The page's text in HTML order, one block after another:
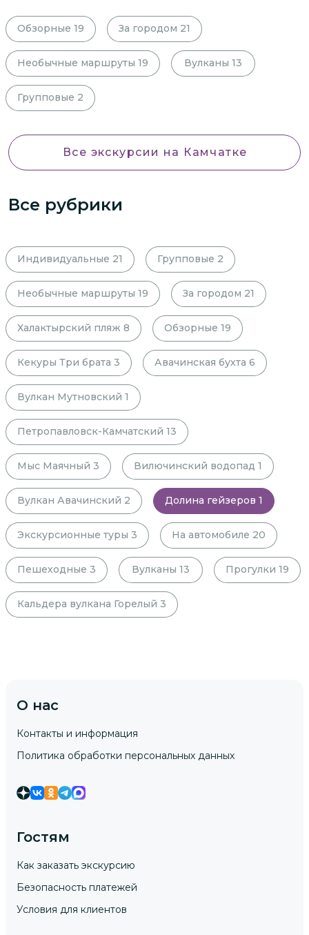
Обзорные 19 За городом 21
Необычные маршруты 19 Вулканы 13
Групповые 2
Все экскурсии на Камчатке
Все рубрики
Индивидуальные 21 Групповые 2
Необычные маршруты 19 За городом 21
Халактырский пляж 8 Обзорные 19
Кекуры Три брата 3 Авачинская бухта 6
Вулкан Мутновский 1
Петропавловск-Камчатский 13
Мыс Маячный 3 Вилючинский водопад 1
Вулкан Авачинский 2 Долина гейзеров 1
Экскурсионные туры 3 На автомобиле 20
Пешеходные 3 Вулканы 13 Прогулки 19
Кальдера вулкана Горелый 3
О нас
Контакты и информация
Политика обработки персональных данных
Гостям
Как заказать экскурсию
Безопасность платежей
Условия для клиентов